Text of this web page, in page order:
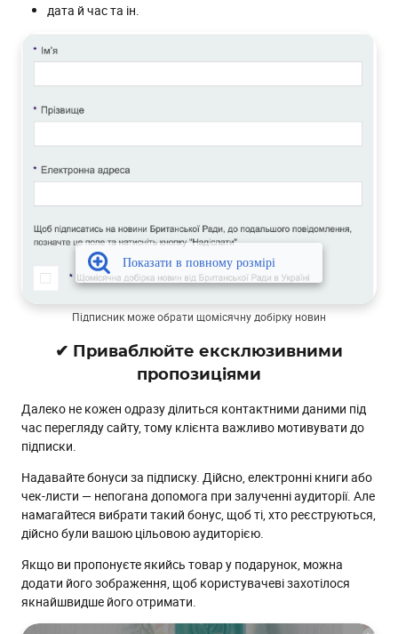
дата й час та ін.
Підписник може обрати щомісячну добірку новин
✔ Приваблюйте ексклюзивними
пропозиціями
Далеко не кожен одразу ділиться контактними даними під
час перегляду сайту, тому клієнта важливо мотивувати до
підписки.
Надавайте бонуси за підписку. Дійсно, електронні книги або
чек-листи — непогана допомога при залученні аудиторії. Але
намагайтеся вибрати такий бонус, щоб ті, хто реєструються,
дійсно були вашою цільовою аудиторією.
Якщо ви пропонуєте якийсь товар у подарунок, можна
додати його зображення, щоб користувачеві захотілося
якнайшвидше його отримати.